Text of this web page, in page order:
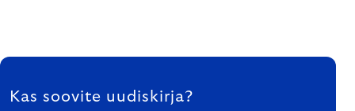
FOOTER
Kas soovite uudiskirja?